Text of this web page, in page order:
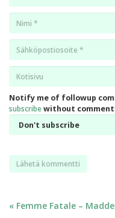
Notify me of followup
subscribewithout
« Femme Fatale –